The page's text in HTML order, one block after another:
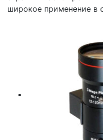
широкое применение в